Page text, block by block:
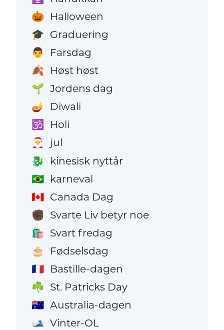
🎃 Halloween
🎓 Graduering
👨 Farsdag
🍂 Høst høst
🌱 Jordens dag
🪔 Diwali
🕉️ Holi
🎅 jul
🐉 kinesisk nyttår
🇧🇷 karneval
🇨🇦 Canada Dag
✊🏿 Svarte Liv betyr noe
🛍️ Svart fredag
🎂 Fødselsdag
🇫🇷 Bastille-dagen
☘️ St. Patricks Day
🇦🇺 Australia-dagen
🎿 Vinter-OL